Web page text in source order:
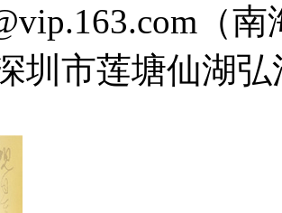
（南
圳市莲塘仙湖弘